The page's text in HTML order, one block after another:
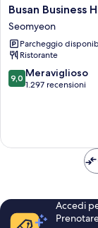
Busan
Business
Hotel
Seomyeon
Busan Business
Seomyeon
Parcheggio
Ristorante
9.0
su
9,0 Meraviglioso
1.297 recensioni
Accedi